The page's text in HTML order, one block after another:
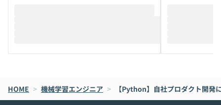
メルカリでの判断基準をもとに「なぜClau
oworkの基本的な機能をご紹介いただきま
す。 続く公開デモでは、実際にCoworkを
それぞれの本当
は、LLMのフル
ント構築の最前
HOME > 機械学習エンジニア > 【Python】自社プロダクト開発